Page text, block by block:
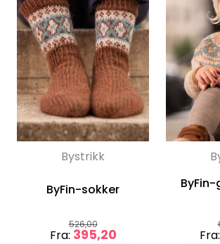
Bystrikk
ByFin-sokker
526,00
Fra: 395,20
ByFin-
Fra: